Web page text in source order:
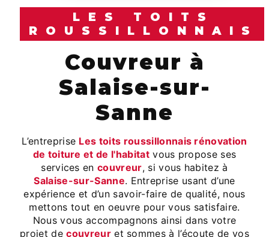
LES TOITS
ROUSSILLONNAIS
couvreur à
Salaise-sur-
Sanne
L’entreprise Les toits roussillonnais rénovation
de toiture et de l'habitatvous propose ses
services encouvreur, si vous habitez à
Salaise-sur-Sanne. Entreprise usant d’une
expérience et d’un savoir-faire de qualité, nous
mettons tout en oeuvre pour vous satisfaire.
Nous vous accompagnons ainsi dans votre
projet decouvreuret sommes à l’écoute de vos